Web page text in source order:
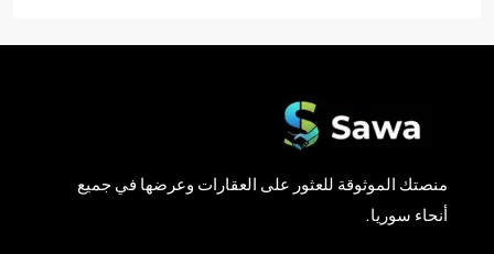
منصتك الموثوقة للعثور على العقارات وعرضها في جميع
أنحاء سوريا.